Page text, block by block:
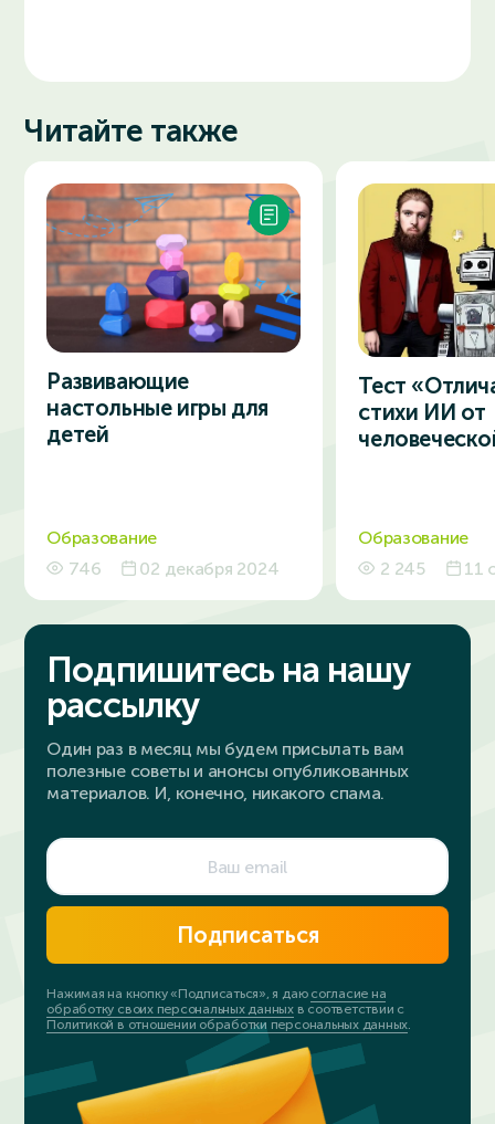
Читайте также
Развивающие
настольные игры для
детей
Образование
746
02 декабря 2024
Тест
стихи ИИ от
Образование
2 245
11
Подпишитесь на нашу
рассылку
Один раз в месяц мы будем присылать вам
полезные советы и анонсы опубликованных
материалов. И, конечно, никакого спама.
Подписаться
Нажимая на кнопку «Подписаться», я даю согласие на
обработку своих персональных данных в соответствии с
Политикой в отношении обработки персональных данных.